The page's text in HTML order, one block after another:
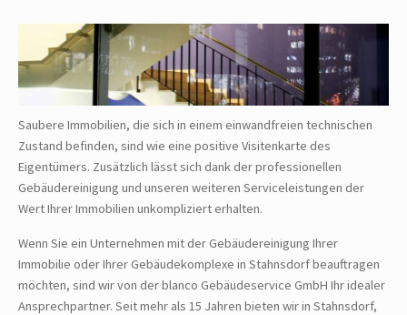
Saubere Immobilien, die sich in einem einwandfreien technischen
Zustand befinden, sind wie eine positive Visitenkarte des
Eigentümers. Zusätzlich lässt sich dank der professionellen
Gebäudereinigung und unseren weiteren Serviceleistungen der
Wert Ihrer Immobilien unkompliziert erhalten.
Wenn Sie ein Unternehmen mit der Gebäudereinigung Ihrer
Immobilie oder Ihrer Gebäudekomplexe in Stahnsdorf beauftragen
möchten, sind wir von der blanco Gebäudeservice GmbH Ihr idealer
Ansprechpartner. Seit mehr als 15 Jahren bieten wir in Stahnsdorf,